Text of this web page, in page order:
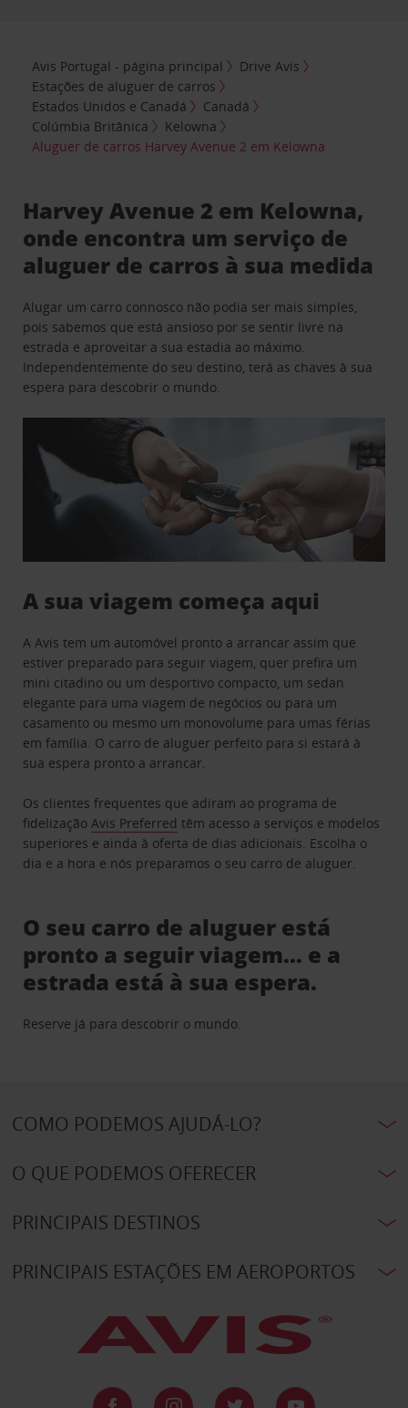
Avis Portugal - página principal
Drive Avis
Estações de aluguer de carros
Estados Unidos e Canadá
Canadá
Colúmbia Britânica
Kelowna
Aluguer de carros Harvey Avenue 2 em Kelowna
Harvey Avenue 2 em Kelowna,
onde encontra um serviço de
aluguer de carros à sua medida
Alugar um carro connosco não podia ser mais simples,
pois sabemos que está ansioso por se sentir livre na
estrada e aproveitar a sua estadia ao máximo.
Independentemente do seu destino, terá as chaves à sua
espera para descobrir o mundo.
A sua viagem começa aqui
A Avis tem um automóvel pronto a arrancar assim que
estiver preparado para seguir viagem, quer prefira um
mini citadino ou um desportivo compacto, um sedan
elegante para uma viagem de negócios ou para um
casamento ou mesmo um monovolume para umas férias
em família. O carro de aluguer perfeito para si estará à
sua espera pronto a arrancar.
Os clientes frequentes que adiram ao programa de
fidelizaçãoAvis Preferred têm acesso a serviços e modelos
superiores e ainda à oferta de dias adicionais. Escolha o
dia e a hora e nós preparamos o seu carro de aluguer.
O seu carro de aluguer está
pronto a seguir viagem… e a
estrada está à sua espera.
Reserve já para descobrir o mundo.
COMO PODEMOS AJUDÁ-LO?
O QUE PODEMOS OFERECER
PRINCIPAIS DESTINOS
PRINCIPAIS ESTAÇÕES EM AEROPORTOS